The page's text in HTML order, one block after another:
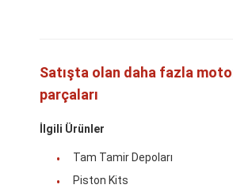
Satışta olan daha fazla
parçaları
İlgili Ürünler
Tam Tamir Depoları
Piston Kits